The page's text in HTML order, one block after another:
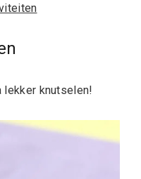
lekker knutselen!